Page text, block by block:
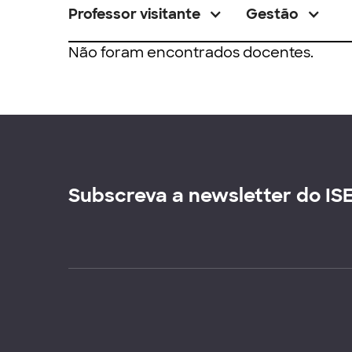
Professor visitante Gestão
Não foram encontrados docentes.
Subscreva a newsletter do